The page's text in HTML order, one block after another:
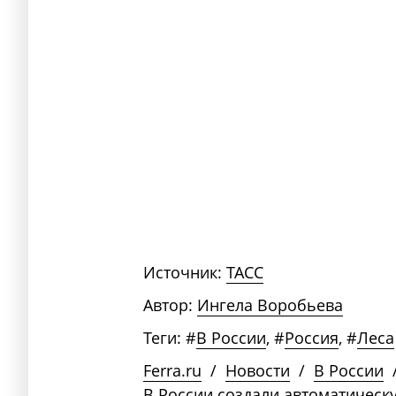
Источник: ТАСС
Автор: Ингела Воробьева
Теги: #В России, #Россия, #Леса
Ferra.ru / Новости / В России